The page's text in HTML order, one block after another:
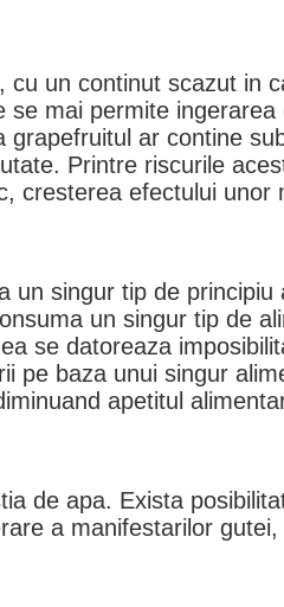
cu un continut scazut in
se mai permite
grapefruitul ar contine
Printre riscurile
cresterea efectului unor
un singur tip de principiu
un singur tip de
se datoreaza
pe baza unui singur
apetitul
de apa. Exista
a manifestarilor